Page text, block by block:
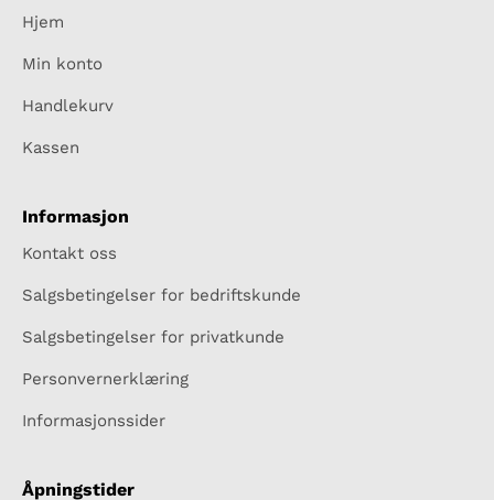
Hjem
Min konto
Handlekurv
Kassen
Informasjon
Kontakt oss
Salgsbetingelser for bedriftskunde
Salgsbetingelser for privatkunde
Personvernerklæring
Informasjonssider
Åpningstider